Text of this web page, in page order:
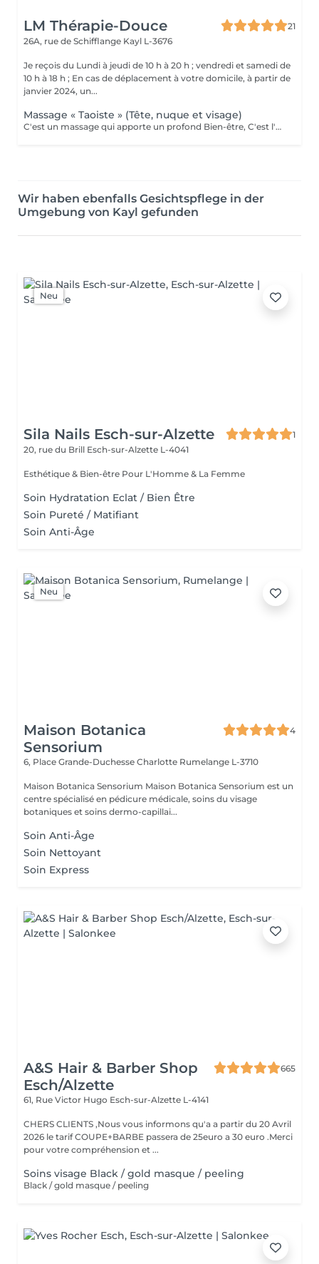
LM Thérapie-Douce
21
26A, rue de Schifflange Kayl L-3676
Je reçois du Lundi à jeudi de 10 h à 20 h ; vendredi et samedi de
10 h à 18 h ; En cas de déplacement à votre domicile, à partir de
janvier 2024, un...
Massage « Taoiste » (Tête, nuque et visage)
C'est un massage qui apporte un profond Bien-être, C'est l'une des techniques les plus efficaces pour harmoniser le corps et l'esprit, lutter contre le stress, l'agitation, L'anxiété, les émotions, l insomnie, la fatigue etc ... La tête est le lieu où se réuni et se concentre l'ensemble du système nerveux. Toutes les informations transmises aux nerfs transitent par la tête. Le massage de la tête Prodigue à l'ensemble du corps relaxation, une meilleure circulation du sang et une Bonne oxygénation. Le massage de la nuque et épaules permet de soulager les douleurs, décontracter les muscles et les tensions. Contre-indications : Il est déconseillé aux patients souffrant de problème d'hypertension artérielle grave, Aux patients ayant subi une opération crânienne récente (moins de 3 mois), a toutes personnes qui réagiraient de manière inhabituelle pendant le massage (agitation, raideur etc)...ou des lésions cutanées sur la tête. Le visage a de très nombreux muscles, qui eux aussi doivent travailler pour être en forme. Le massage du visage relâche les tensions, détends en profondeur, améliore la santé des yeux, du nez, atténue aussi les rides, les crispations, dénoue les muscles tendus, décontracte la mâchoire. Il combat et prévient les migraines et les maux de tête. Il améliore l'humeur de la personne. Il aide à réduire l'insomnie et l'anxiété. Il combat le rhume et apporte un soulagement immédiat aux personnes souffrant de sinusite. Il favorise la concentration
Wir haben ebenfalls Gesichtspflege in der
Umgebung von Kayl gefunden
Neu
Sila Nails Esch-sur-Alzette
1
20, rue du Brill Esch-sur-Alzette L-4041
Esthétique & Bien-être Pour L'Homme & La Femme
Soin Hydratation Eclat / Bien Être
Soin Pureté / Matifiant
Soin Anti-Âge
Neu
Maison Botanica
Sensorium
4
6, Place Grande-Duchesse Charlotte Rumelange L-3710
Maison Botanica Sensorium Maison Botanica Sensorium est un
centre spécialisé en pédicure médicale, soins du visage
botaniques et soins dermo-capillai...
Soin Anti-Âge
Soin Nettoyant
Soin Express
A&S Hair & Barber Shop
Esch/Alzette
665
61, Rue Victor Hugo Esch-sur-Alzette L-4141
CHERS CLIENTS ,Nous vous informons qu'a a partir du 20 Avril
2026 le tarif COUPE+BARBE passera de 25euro a 30 euro .Merci
pour votre compréhension et ...
Soins visage Black / gold masque / peeling
Black / gold masque / peeling